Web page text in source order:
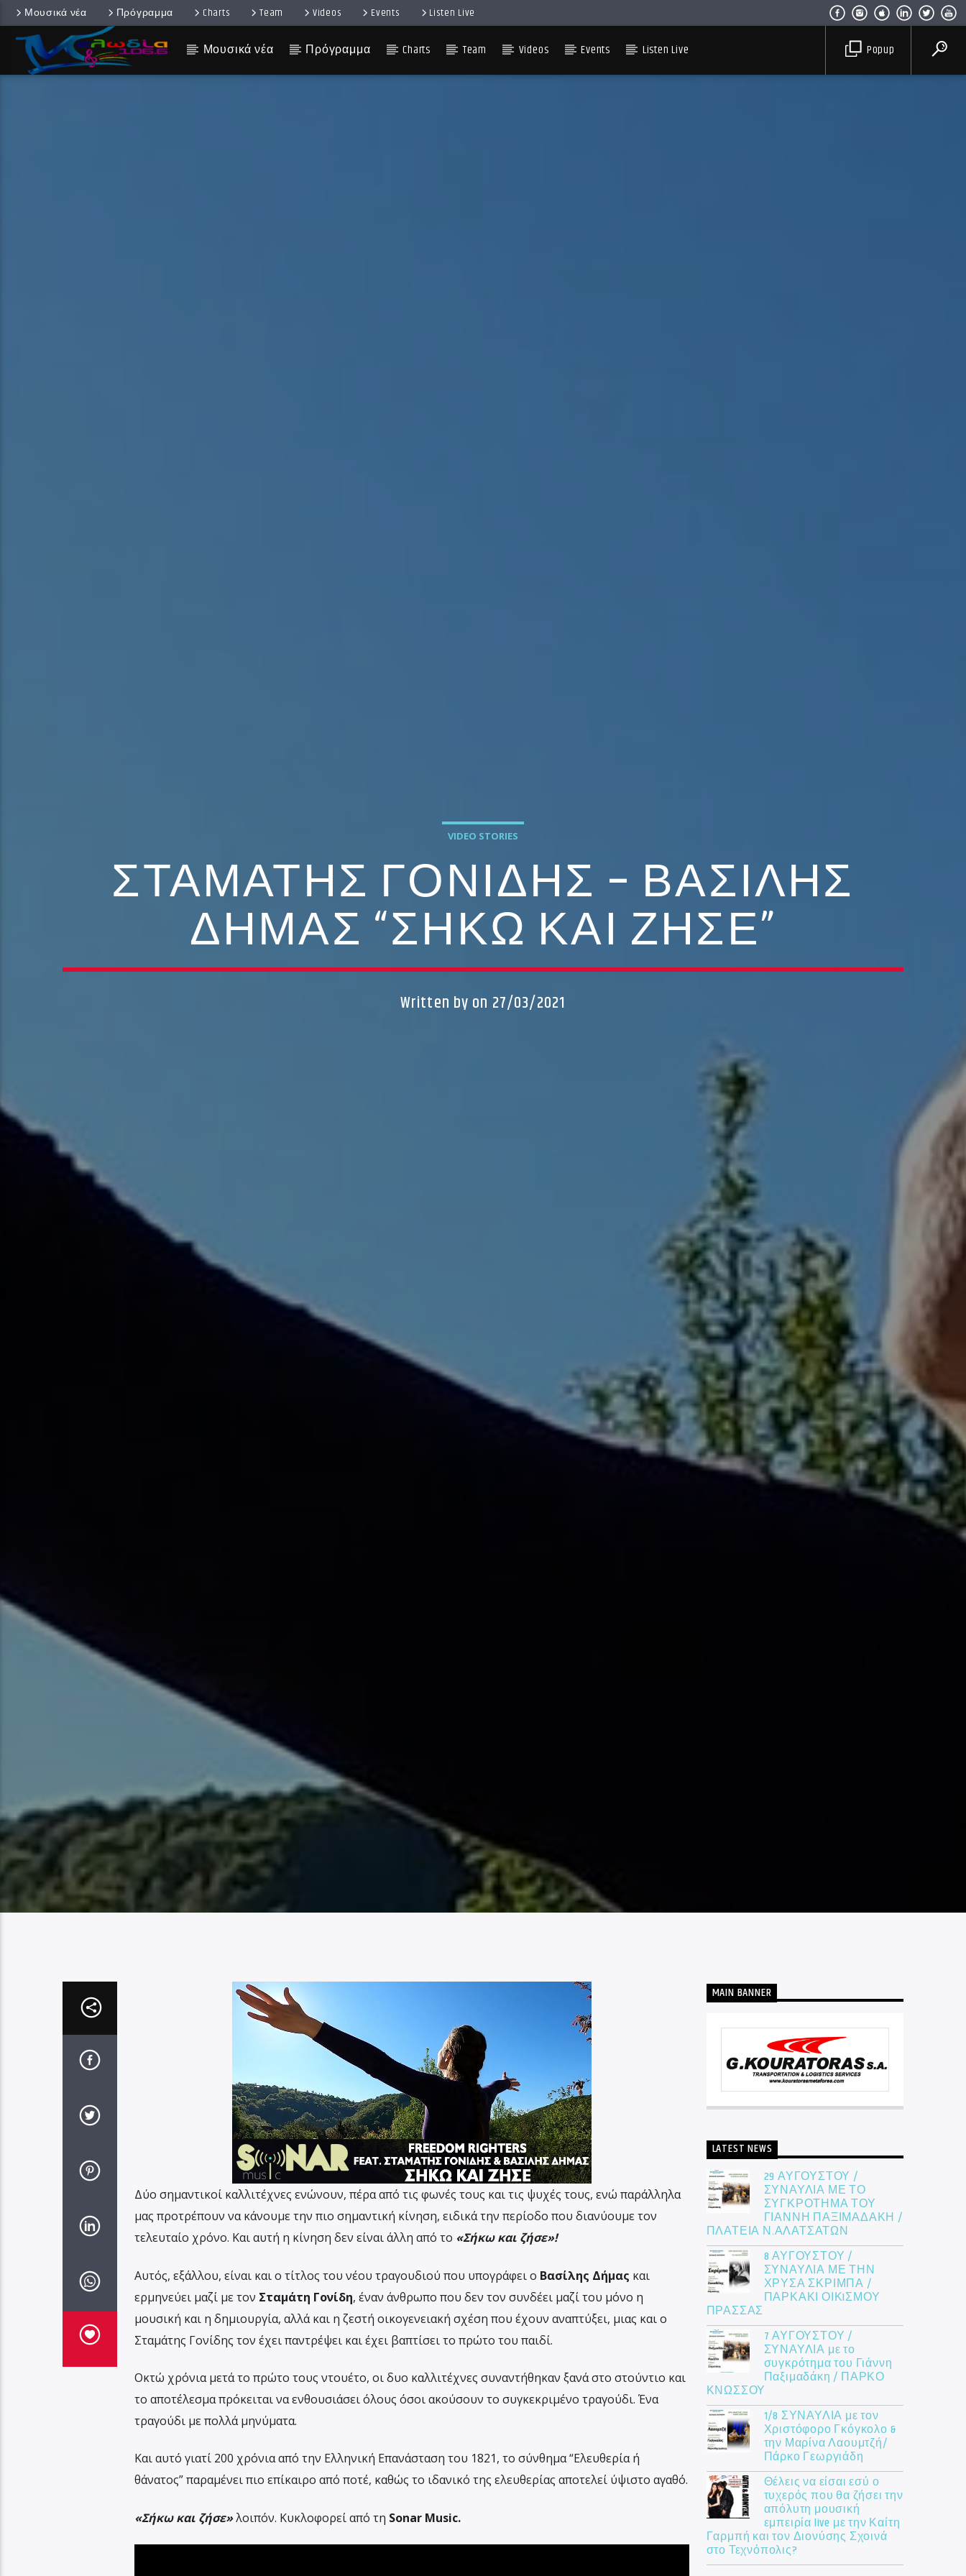
Μουσικά νέα Πρόγραμμα Charts Team Videos Events Listen Live
Μουσικά νέα Πρόγραμμα Charts Team Videos Events Listen Live Popup
VIDEO STORIES
ΣΤΑΜΆΤΗΣ ΓΟΝΊΔΗΣ – ΒΑΣΊΛΗΣ
ΔΉΜΑΣ “ΣΉΚΩ ΚΑΙ ΖΉΣΕ”
Written by on 27/03/2021
Δύο σημαντικοί καλλιτέχνες ενώνουν, πέρα από τις φωνές τους και τις ψυχές τους, ενώ παράλληλα
μας προτρέπουν να κάνουμε την πιο σημαντική κίνηση, ειδικά την περίοδο που διανύουμε τον
τελευταίο χρόνο. Και αυτή η κίνηση δεν είναι άλλη από το «Σήκω και ζήσε»!
Αυτός, εξάλλου, είναι και ο τίτλος του νέου τραγουδιού που υπογράφει ο Βασίλης Δήμας και
ερμηνεύει μαζί με τον Σταμάτη Γονίδη, έναν άνθρωπο που δεν τον συνδέει μαζί του μόνο η
μουσική και η δημιουργία, αλλά και η ζεστή οικογενειακή σχέση που έχουν αναπτύξει, μιας και ο
Σταμάτης Γονίδης τον έχει παντρέψει και έχει βαπτίσει το πρώτο του παιδί.
Οκτώ χρόνια μετά το πρώτο τους ντουέτο, οι δυο καλλιτέχνες συναντήθηκαν ξανά στο στούντιο και
το αποτέλεσμα πρόκειται να ενθουσιάσει όλους όσοι ακούσουν το συγκεκριμένο τραγούδι. Ένα
τραγούδι με πολλά μηνύματα.
Και αυτό γιατί 200 χρόνια από την Ελληνική Επανάσταση του 1821, το σύνθημα “Ελευθερία ή
θάνατος” παραμένει πιο επίκαιρο από ποτέ, καθώς το ιδανικό της ελευθερίας αποτελεί ύψιστο αγαθό.
«Σήκω και ζήσε»λοιπόν. Κυκλοφορεί από τη Sonar Music.
MAIN BANNER
LATEST NEWS
29 ΑΥΓΟΥΣΤΟΥ /
ΣΥΝΑΥΛΙΑ ΜΕ ΤΟ
ΣΥΓΚΡΟΤΗΜΑ ΤΟΥ
ΓΙΑΝΝΗ ΠΑΞΙΜΑΔΑΚΗ /
ΠΛΑΤΕΙΑ Ν.ΑΛΑΤΣΑΤΩΝ
8 ΑΥΓΟΥΣΤΟΥ /
ΣΥΝΑΥΛΙΑ ΜΕ ΤΗΝ
ΧΡΥΣΑ ΣΚΡΙΜΠΑ /
ΠΑΡΚΑΚΙ ΟΙΚIΣΜΟΥ
ΠΡΑΣΣΑΣ
7 ΑΥΓΟΥΣΤΟΥ /
ΣΥΝΑΥΛΙΑ με το
συγκρότημα του Γιάννη
Παξιμαδάκη / ΠΑΡΚΟ
ΚΝΩΣΣΟΥ
1/8 ΣΥΝΑΥΛΙΑ με τον
Χριστόφορο Γκόγκολο &
την Μαρίνα Λαουμτζή/
Πάρκο Γεωργιάδη
Θέλεις να είσαι εσύ ο
τυχερός που θα ζήσει την
απόλυτη μουσική
εμπειρία live με την Καίτη
Γαρμπή και τον Διονύσης Σχοινά
στο Τεχνόπολις?